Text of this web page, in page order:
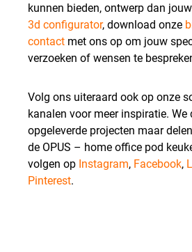
kunnen bieden, ontwerp dan
3d configurator, download onze
contact met ons op om jouw
verzoeken of wensen te
Volg ons uiteraard ook op onze
kanalen voor meer inspiratie. We
opgeleverde projecten maar
de OPUS – home office pod
volgen op Instagram, Facebook,
Pinterest.